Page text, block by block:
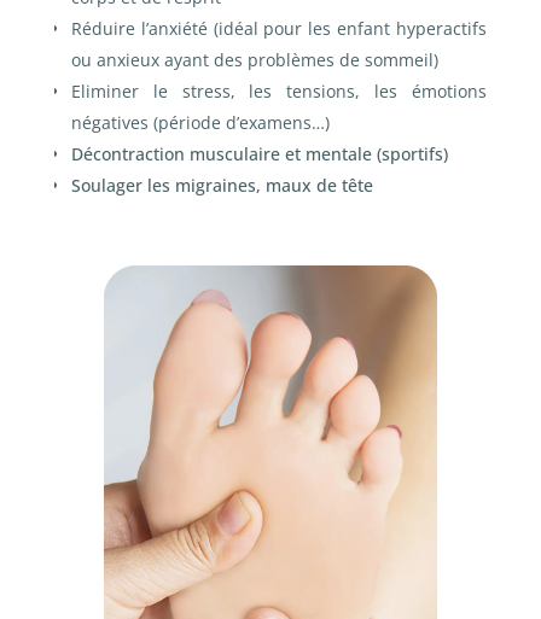
Réduire l’anxiété (idéal pour les enfant hyperactifs
ou anxieux ayant des problèmes de sommeil)
Eliminer le stress, les tensions, les émotions
négatives (période d’examens…)
Décontraction musculaire et mentale (sportifs)
Soulager les migraines, maux de tête